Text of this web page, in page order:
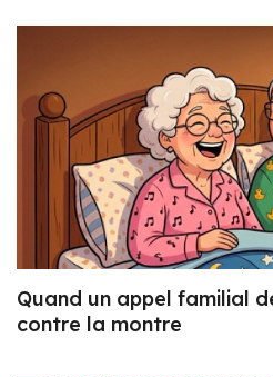
Quand un appel familial
contre la montre